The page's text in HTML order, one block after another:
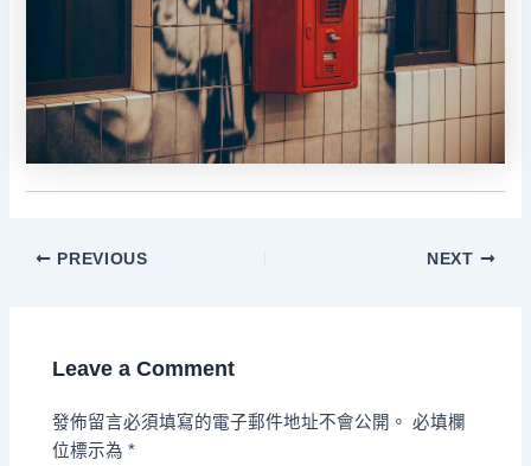
PREVIOUS NEXT
Leave a Comment
發佈留言必須填寫的電子郵件地址不會公開。 必填欄
位標示為*